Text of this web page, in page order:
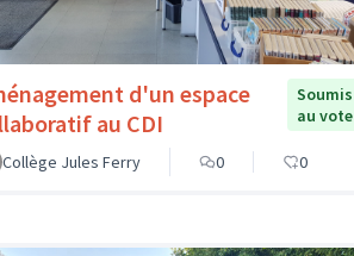
d'un espace
au CDI
Soumis
au vote
Collège Jules Ferry 0 0